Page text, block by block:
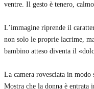
ventre. Il gesto è tenero,
L’immagine riprende il
non solo le proprie lacrime,
bambino atteso diventa il
La camera rovesciata in
Mostra che la donna è entrata